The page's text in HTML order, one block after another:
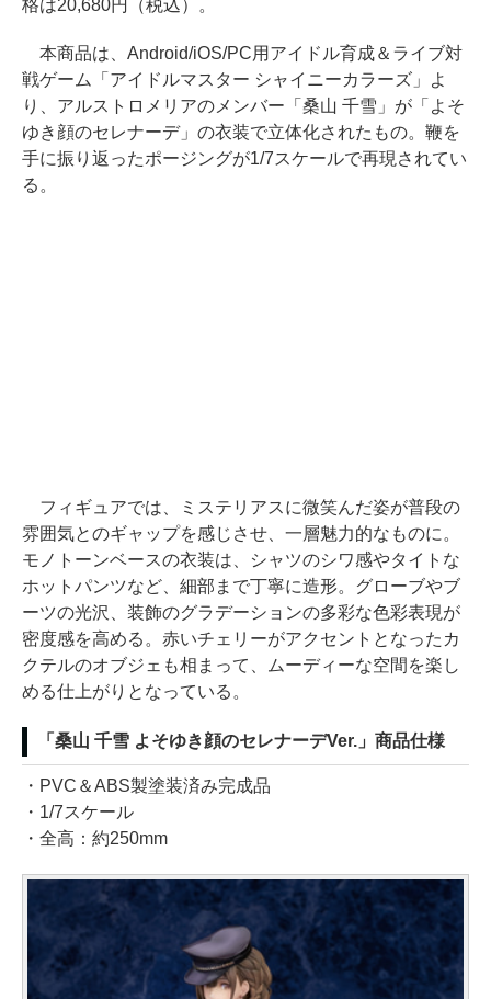
格は20,680円（税込）。
本商品は、Android/iOS/PC用アイドル育成＆ライブ対
戦ゲーム「アイドルマスター シャイニーカラーズ」よ
り、アルストロメリアのメンバー「桑山 千雪」が「よそ
ゆき顔のセレナーデ」の衣装で立体化されたもの。鞭を
手に振り返ったポージングが1/7スケールで再現されてい
る。
フィギュアでは、ミステリアスに微笑んだ姿が普段の
雰囲気とのギャップを感じさせ、一層魅力的なものに。
モノトーンベースの衣装は、シャツのシワ感やタイトな
ホットパンツなど、細部まで丁寧に造形。グローブやブ
ーツの光沢、装飾のグラデーションの多彩な色彩表現が
密度感を高める。赤いチェリーがアクセントとなったカ
クテルのオブジェも相まって、ムーディーな空間を楽し
める仕上がりとなっている。
「桑山 千雪 よそゆき顔のセレナーデVer.」商品仕様
・PVC＆ABS製塗装済み完成品
・1/7スケール
・全高：約250mm